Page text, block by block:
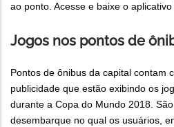
ao ponto. Acesse e baixe o aplicativo
Jogos nos pontos de
Pontos de ônibus da capital contam
publicidade que estão exibindo os
durante a Copa do Mundo 2018.
desembarque no qual os usuários,